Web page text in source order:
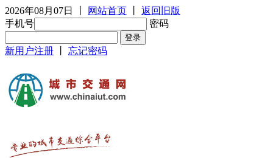
2026年08月07日 网站首页
返回旧版
手机号
密码
新用户注册 忘记密码